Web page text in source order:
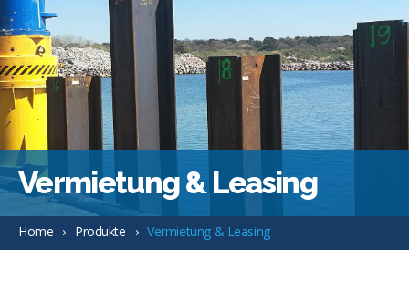
Vermietung & Leasing
Home Produkte Vermietung & Leasing